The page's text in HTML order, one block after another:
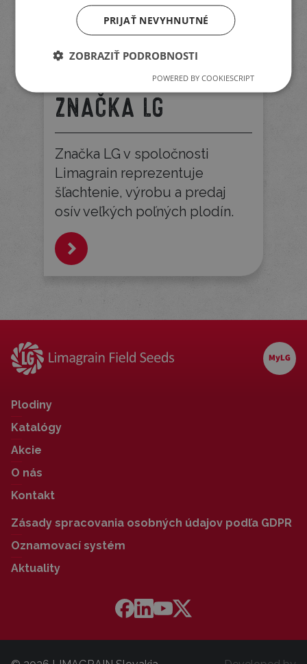
ZNAČKA LG
Značka LG v spoločnosti
Limagrain reprezentuje
šľachtenie, výrobu a predaj
osív veľkých poľných plodín.
Plodiny
Katalógy
Akcie
O nás
Kontakt
Zásady spracovania osobných údajov podľa GDPR
Oznamovací systém
Aktuality
PRIJAŤ NEVYHNUTNÉ
ZOBRAZIŤ PODROBNOSTI
POWERED BY COOKIESCRIPT